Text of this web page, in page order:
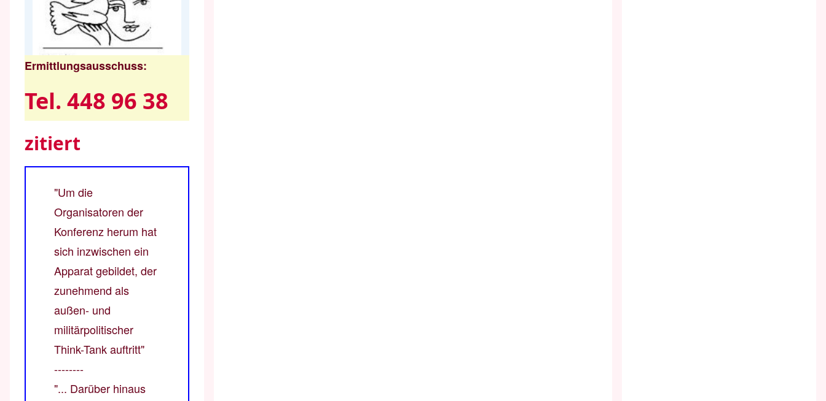
Ermittlungsausschuss:
Tel. 448 96 38
zitiert
"Um die
Organisatoren der
Konferenz herum hat
sich inzwischen ein
Apparat gebildet, der
zunehmend als
außen- und
militärpolitischer
Think-Tank auftritt"
--------
"... Darüber hinaus